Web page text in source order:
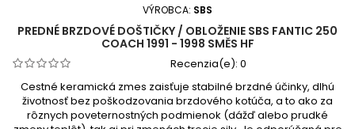
VÝROBCA: SBS
PREDNÉ BRZDOVÉ DOŠTIČKY / OBLOŽENIE SBS FANTIC 250
COACH 1991 - 1998 SMĚS HF
Recenzia(e): 0
Cestné keramická zmes zaisťuje stabilné brzdné účinky, dlhú
životnosť bez poškodzovania brzdového kotúča, a to ako za
rôznych poveternostných podmienok (dážď alebo prudké